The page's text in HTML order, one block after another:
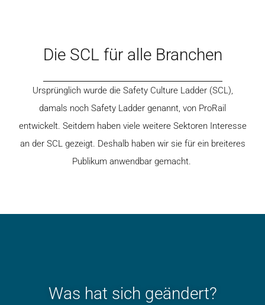
Die SCL für alle Branchen
Ursprünglich wurde die Safety Culture Ladder (SCL),
damals noch Safety Ladder genannt, von ProRail
entwickelt. Seitdem haben viele weitere Sektoren Interesse
an der SCL gezeigt. Deshalb haben wir sie für ein breiteres
Publikum anwendbar gemacht.
Was hat sich geändert?